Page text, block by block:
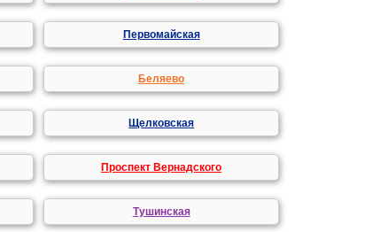
Первомайская
Беляево
Щелковская
Проспект Вернадского
Тушинская